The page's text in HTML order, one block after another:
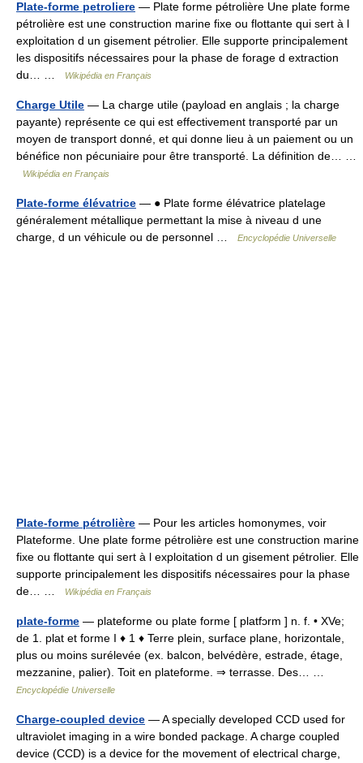
Plate-forme petroliere — Plate forme pétrolière Une plate forme
pétrolière est une construction marine fixe ou flottante qui sert à l
exploitation d un gisement pétrolier. Elle supporte principalement
les dispositifs nécessaires pour la phase de forage d extraction
du… …
Wikipédia en Français
Charge Utile — La charge utile (payload en anglais ; la charge
payante) représente ce qui est effectivement transporté par un
moyen de transport donné, et qui donne lieu à un paiement ou un
bénéfice non pécuniaire pour être transporté. La définition de… …
Wikipédia en Français
Plate-forme élévatrice — ● Plate forme élévatrice platelage
généralement métallique permettant la mise à niveau d une
charge, d un véhicule ou de personnel …
Encyclopédie Universelle
Plate-forme pétrolière — Pour les articles homonymes, voir
Plateforme. Une plate forme pétrolière est une construction marine
fixe ou flottante qui sert à l exploitation d un gisement pétrolier. Elle
supporte principalement les dispositifs nécessaires pour la phase
de… …
Wikipédia en Français
plate-forme — plateforme ou plate forme [ platfɔrm ] n. f. • XVe;
de 1. plat et forme I ♦ 1 ♦ Terre plein, surface plane, horizontale,
plus ou moins surélevée (ex. balcon, belvédère, estrade, étage,
mezzanine, palier). Toit en plateforme. ⇒ terrasse. Des… …
Encyclopédie Universelle
Charge-coupled device — A specially developed CCD used for
ultraviolet imaging in a wire bonded package. A charge coupled
device (CCD) is a device for the movement of electrical charge,